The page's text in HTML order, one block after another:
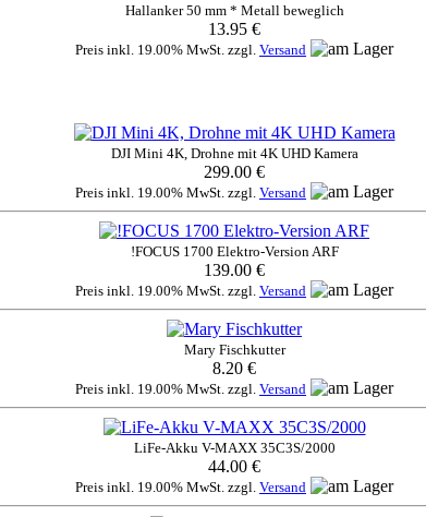
Hallanker 50 mm * Metall beweglich
13.95 €
Preis inkl. 19.00% MwSt. zzgl. Versand
DJI Mini 4K, Drohne mit 4K UHD Kamera
299.00 €
Preis inkl. 19.00% MwSt. zzgl. Versand
!FOCUS 1700 Elektro-Version ARF
139.00 €
Preis inkl. 19.00% MwSt. zzgl. Versand
Mary Fischkutter
8.20 €
Preis inkl. 19.00% MwSt. zzgl. Versand
LiFe-Akku V-MAXX 35C3S/2000
44.00 €
Preis inkl. 19.00% MwSt. zzgl. Versand